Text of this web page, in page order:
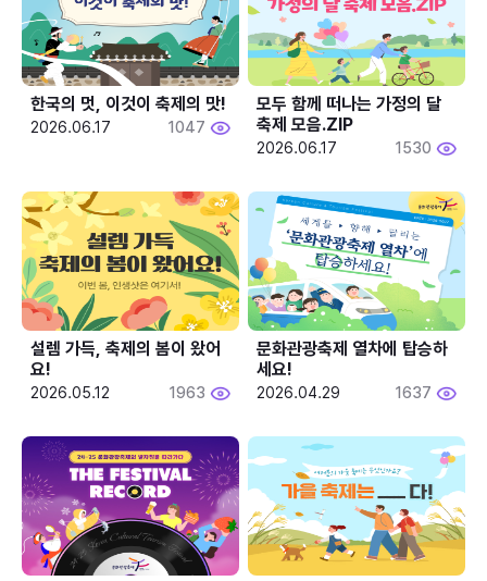
한국의 멋, 이것이 축제의 맛!
2026.06.17 1047
모두 함께 떠나는 가정의 달
축제 모음.ZIP
2026.06.17 1530
설렘 가득, 축제의 봄이 왔어
요!
2026.05.12 1963
문화관광축제 열차에 탑승하
세요!
2026.04.29 1637